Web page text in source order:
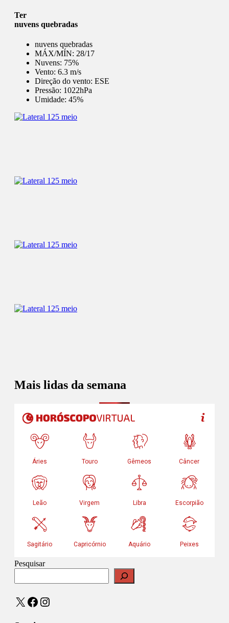
Ter
nuvens quebradas
nuvens quebradas
MÁX/MÍN: 28/17
Nuvens: 75%
Vento: 6.3 m/s
Direção do vento: ESE
Pressão: 1022hPa
Umidade: 45%
Mais lidas da semana
Pesquisar
X Facebook
Instagram